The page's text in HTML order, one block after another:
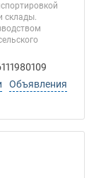
склады.
Объявления